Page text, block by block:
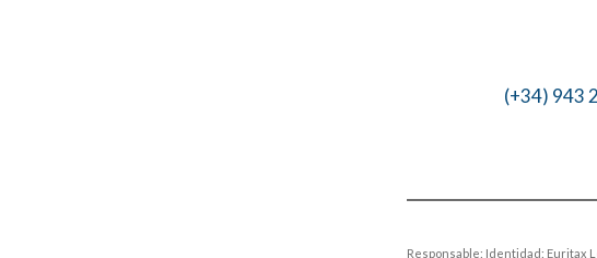
(+34) 943
Responsable: Identidad: Euritax